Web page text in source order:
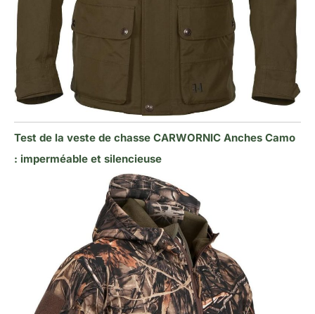
Test de la veste de chasse CARWORNIC Anches Camo
: imperméable et silencieuse